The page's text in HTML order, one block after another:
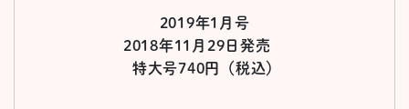
2019年1月号
2018年11 月29日発売
特大号740円（税込）